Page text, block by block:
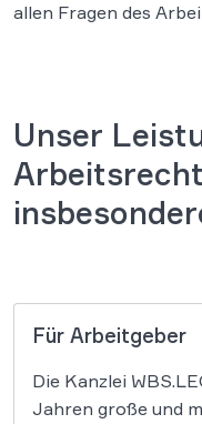
allen Fragen des
Unser
Für Arbeitgeber
Die Kanzlei
Jahren große und